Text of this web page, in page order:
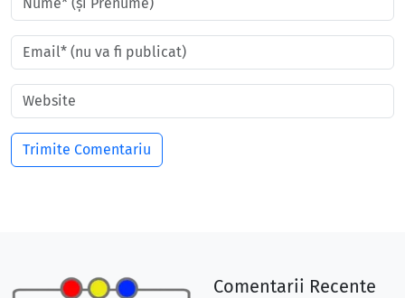
Comentarii Recente